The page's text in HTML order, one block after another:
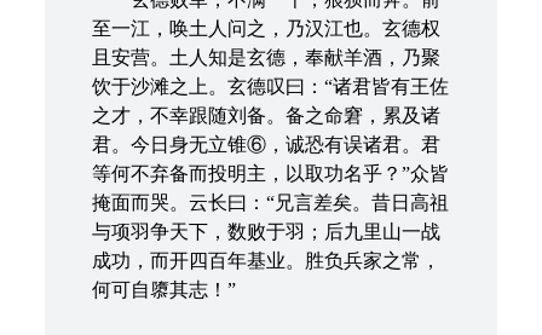
至一江，唤土人问之，乃汉江也。玄德权
且安营。土人知是玄德，奉献羊酒，乃聚
饮于沙滩之上。玄德叹曰：“诸君皆有王佐
之才，不幸跟随刘备。备之命窘，累及诸
君。今日身无立锥⑥，诚恐有误诸君。君
等何不弃备而投明主，以取功名乎？”众皆
掩面而哭。云长曰：“兄言差矣。昔日高祖
与项羽争天下，数败于羽；后九里山一战
成功，而开四百年基业。胜负兵家之常，
何可自隳其志！”